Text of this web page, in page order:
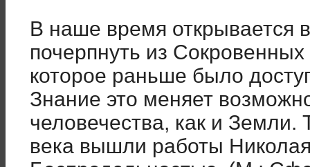
В наше время открывается
почерпнуть из Сокровенных
которое раньше было
Знание это меняет
человечества, как и Земли.
века вышли работы